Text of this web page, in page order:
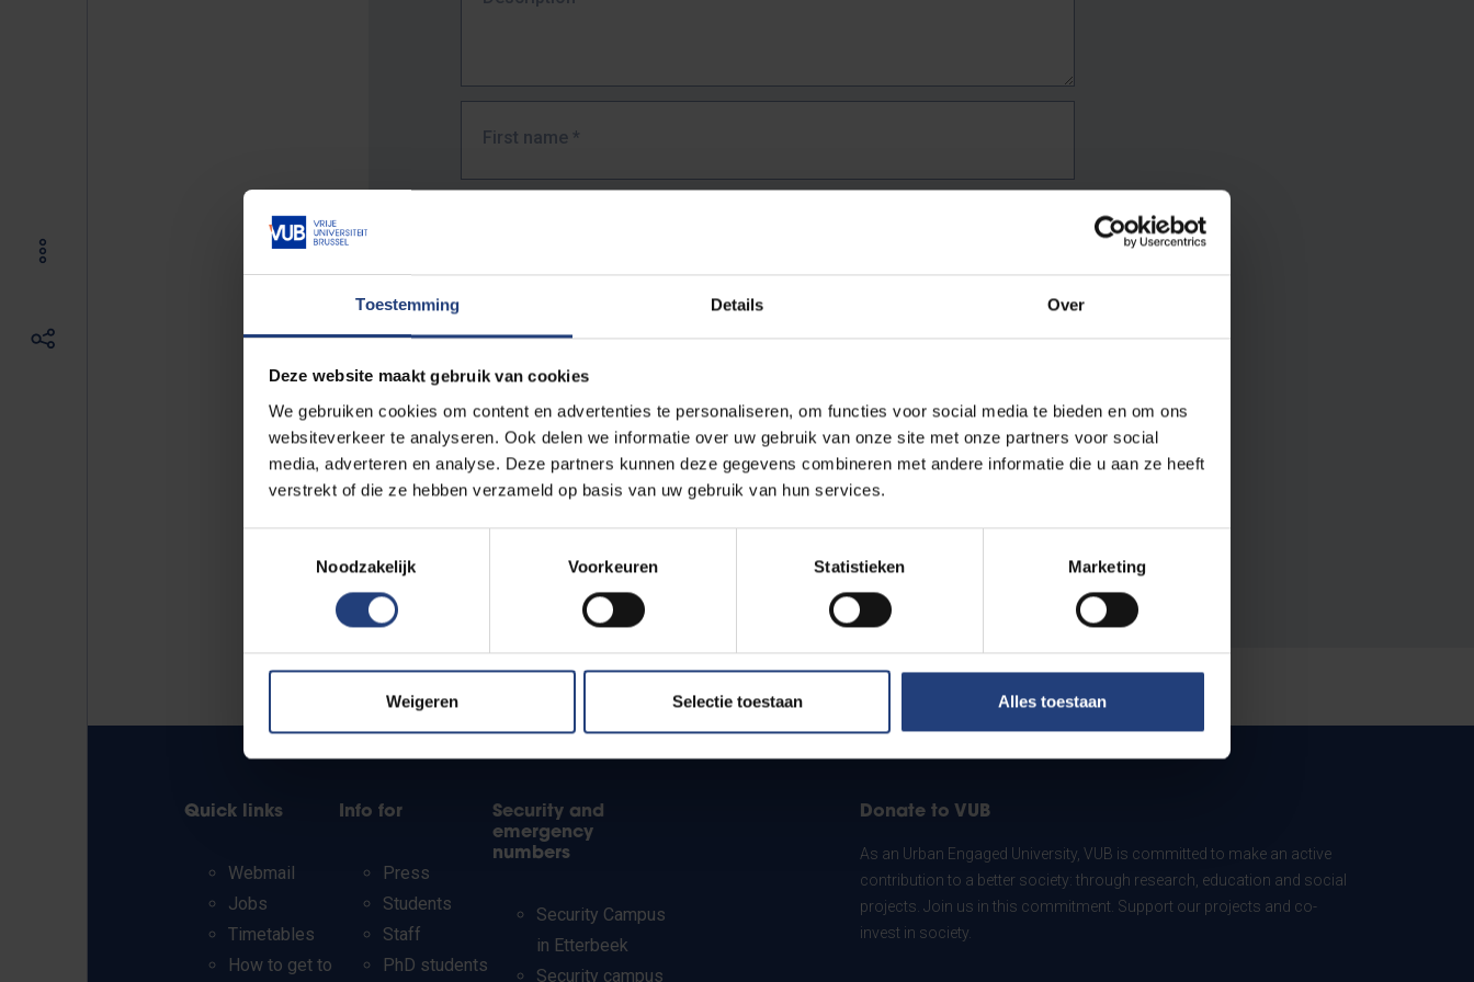
Toestemming Details Over
Deze website maakt gebruik van cookies
We gebruiken cookies om content en advertenties te personaliseren, om functies voor social media te bieden en om ons
websiteverkeer te analyseren. Ook delen we informatie over uw gebruik van onze site met onze partners voor social
media, adverteren en analyse. Deze partners kunnen deze gegevens combineren met andere informatie die u aan ze heeft
verstrekt of die ze hebben verzameld op basis van uw gebruik van hun services.
Noodzakelijk
Voorkeuren Statistieken Marketing
Weigeren Selectie toestaan Alles toestaan
First name *
The full URL of the page where you encountered the error.
E.g. https://www.vub.be/nl/studeren-aan-de-vub/alle-opleidingen
Quick links
Webmail
Jobs
Timetables
How to get to
Info for
Press
Students
Staff
PhD students
Security and
emergency
numbers
Security Campus
in Etterbeek
Security campus
Donate to VUB
As an Urban Engaged University, VUB is committed to make an active
contribution to a better society: through research, education and social
projects. Join us in this commitment. Support our projects and co-
invest in society.